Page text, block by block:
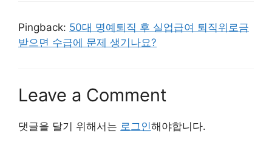
Pingback: 50대 명예퇴직 후 실업급여 퇴직위로금
받으면 수급에 문제 생기나요?
Leave a Comment
댓글을 달기 위해서는 로그인해야합니다.